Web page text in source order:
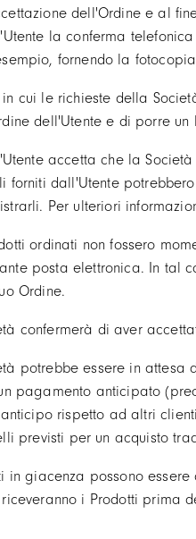
dell'Ordine e al
la conferma
fornendo la
cui le richieste della
dell'Utente e di porre
accetta che la
forniti dall'Utente
Per ulteriori
ordinati non fossero
posta elettronica. In tal
Ordine.
confermerà di aver
potrebbe essere in
pagamento anticipato
rispetto ad altri
previsti per un acquisto
in giacenza possono
i Prodotti prima